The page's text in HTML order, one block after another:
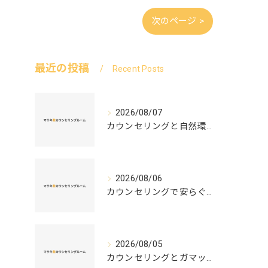
次のページ >
最近の投稿 Recent Posts
2026/08/07
カウンセリングと自然環境がつなぐ実践例と環境カウンセラーの役割を解説
2026/08/06
カウンセリングで安らぐ空間を叶える安心と信頼のつくり方徹底解説
2026/08/05
カウンセリングとガマット選びの正解ガイド安心して相談できるポイントと実例解説